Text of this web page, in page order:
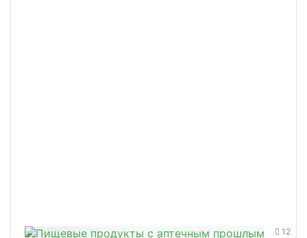
12